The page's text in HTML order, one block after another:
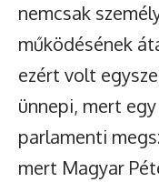
nemcsak
működésének
ezért volt
ünnepi, mert
parlamenti
mert Magyar